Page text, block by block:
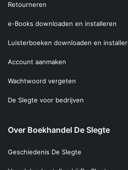
Retourneren
e-Books downloaden en installeren
Luisterboeken downloaden en
Account aanmaken
Wachtwoord vergeten
De Slegte voor bedrijven
Over Boekhandel De Slegte
Geschiedenis De Slegte